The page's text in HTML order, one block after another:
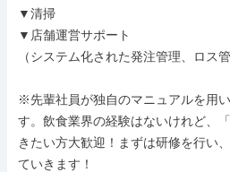
▼清掃
▼店舗運営サポート
（システム化された発注管理、ロス
※先輩社員が独自のマニュアルを用
す。飲食業界の経験はないけれど、
きたい方大歓迎！まずは研修を行い
ていきます！